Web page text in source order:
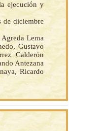
ejecución y
de diciembre
Lema
Gustavo
Calderón
Antezana
Ricardo